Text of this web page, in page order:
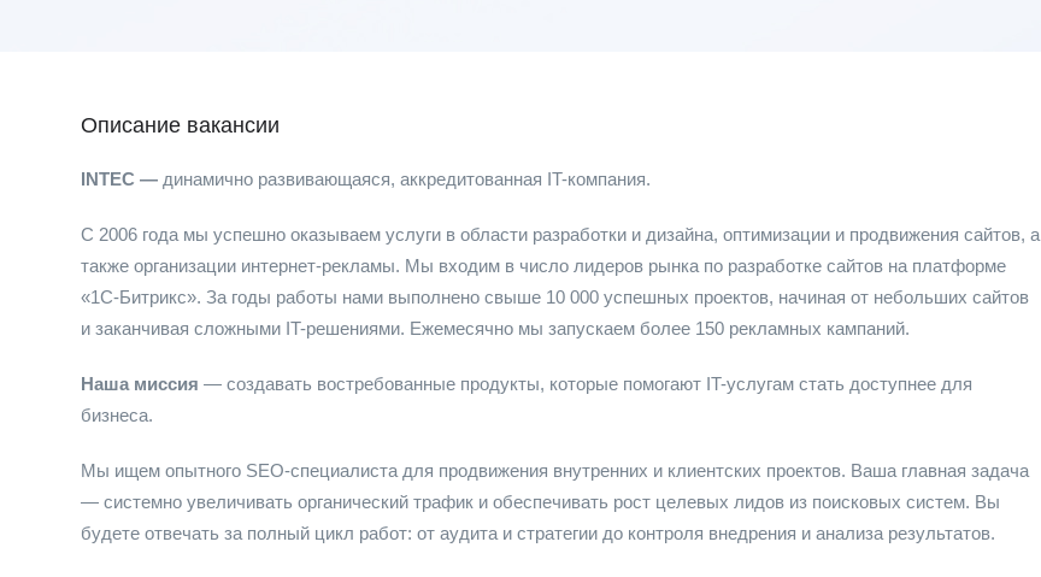
Описание вакансии
INTEC — динамично развивающаяся, аккредитованная IT-компания.
С 2006 года мы успешно оказываем услуги в области разработки и дизайна, оптимизации и продвижения сайтов, а
также организации интернет-рекламы. Мы входим в число лидеров рынка по разработке сайтов на платформе
«1С-Битрикс». За годы работы нами выполнено свыше 10 000 успешных проектов, начиная от небольших сайтов
и заканчивая сложными IT-решениями. Ежемесячно мы запускаем более 150 рекламных кампаний.
Наша миссия — создавать востребованные продукты, которые помогают IT-услугам стать доступнее для
бизнеса.
Мы ищем опытного SEO-специалиста для продвижения внутренних и клиентских проектов. Ваша главная задача
— системно увеличивать органический трафик и обеспечивать рост целевых лидов из поисковых систем. Вы
будете отвечать за полный цикл работ: от аудита и стратегии до контроля внедрения и анализа результатов.